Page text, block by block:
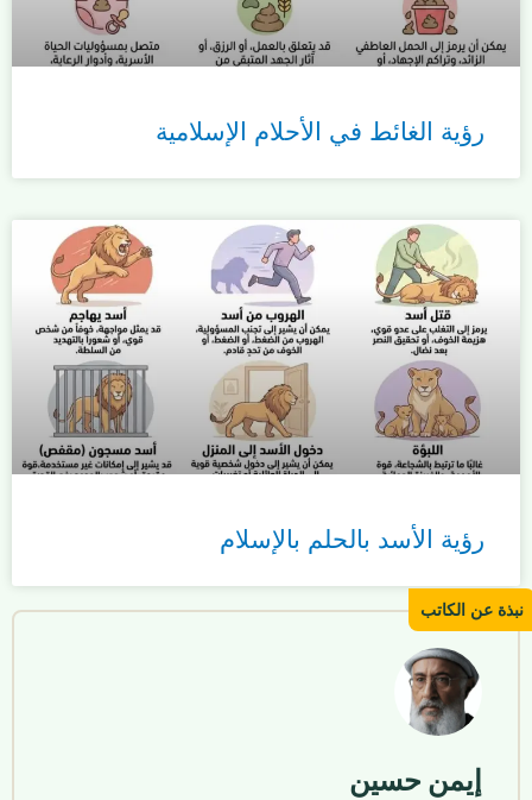
رؤية الغائط في الأحلام الإسلامية
رؤية الأسد بالحلم بالإسلام
إيمن حسين